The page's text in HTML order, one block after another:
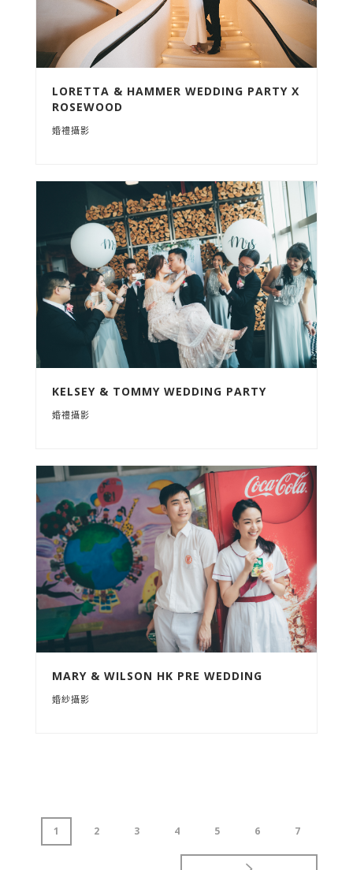
LORETTA & HAMMER WEDDING PARTY X
ROSEWOOD
婚禮攝影
KELSEY & TOMMY WEDDING PARTY
婚禮攝影
MARY & WILSON HK PRE WEDDING
婚紗攝影
1 2 3 4 5 6 7